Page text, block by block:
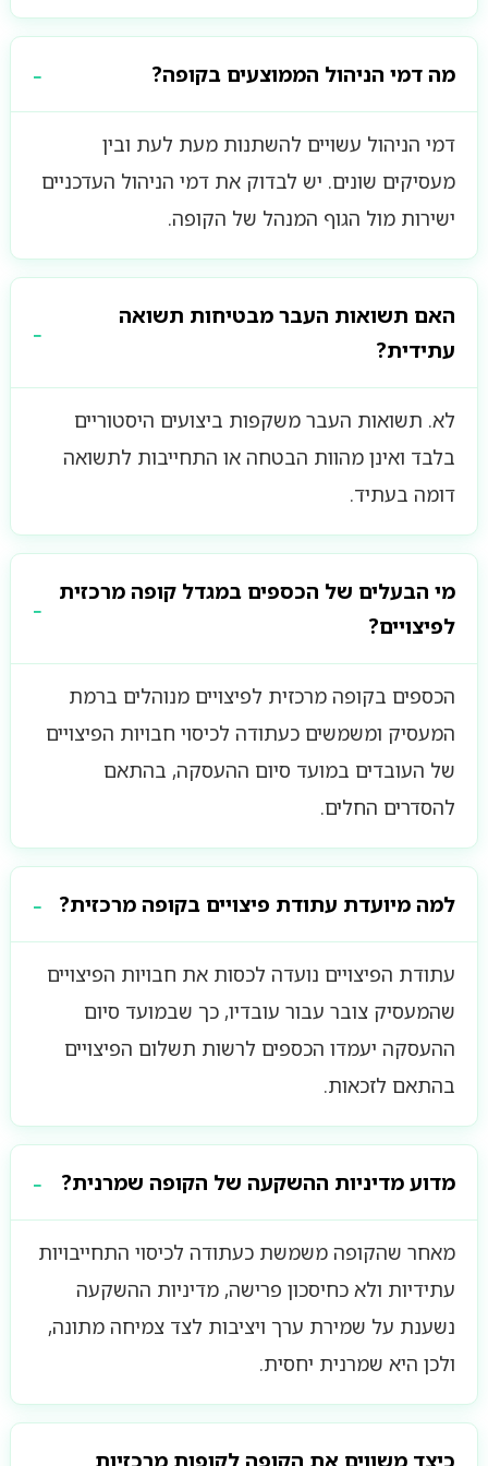
מה דמי הניהול הממוצעים בקופה?
דמי הניהול עשויים להשתנות מעת לעת ובין
מעסיקים שונים. יש לבדוק את דמי הניהול העדכניים
ישירות מול הגוף המנהל של הקופה.
האם תשואות העבר מבטיחות תשואה
עתידית?
לא. תשואות העבר משקפות ביצועים היסטוריים
בלבד ואינן מהוות הבטחה או התחייבות לתשואה
דומה בעתיד.
מי הבעלים של הכספים במגדל קופה מרכזית
לפיצויים?
הכספים בקופה מרכזית לפיצויים מנוהלים ברמת
המעסיק ומשמשים כעתודה לכיסוי חבויות הפיצויים
של העובדים במועד סיום ההעסקה, בהתאם
להסדרים החלים.
למה מיועדת עתודת פיצויים בקופה מרכזית?
עתודת הפיצויים נועדה לכסות את חבויות הפיצויים
שהמעסיק צובר עבור עובדיו, כך שבמועד סיום
ההעסקה יעמדו הכספים לרשות תשלום הפיצויים
בהתאם לזכאות.
מדוע מדיניות ההשקעה של הקופה שמרנית?
מאחר שהקופה משמשת כעתודה לכיסוי התחייבויות
עתידיות ולא כחיסכון פרישה, מדיניות ההשקעה
נשענת על שמירת ערך ויציבות לצד צמיחה מתונה,
ולכן היא שמרנית יחסית.